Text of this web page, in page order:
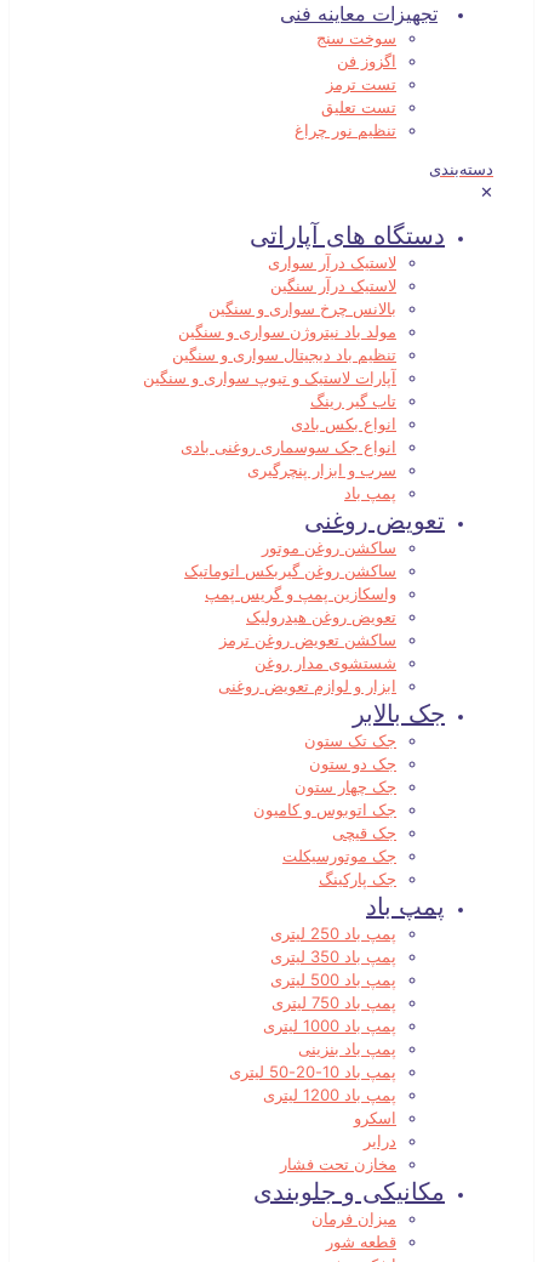
تجهیزات معاینه فنی
سوخت سنج
اگزوز فن
تست ترمز
تست تعلیق
تنظیم نور چراغ
دسته‌بندی
✕
دستگاه های آپاراتی
لاستیک درآر سواری
لاستیک درآر سنگین
بالانس چرخ سواری و سنگین
مولد باد نیتروژن سواری و سنگین
تنظیم باد دیجیتال سواری و سنگین
آپارات لاستیک و تیوپ سواری و سنگین
تاب گیر رینگ
انواع بکس بادی
انواع جک سوسماری روغنی بادی
سرب و ابزار پنچرگیری
پمپ باد
تعویض روغنی
ساکشن روغن موتور
ساکشن روغن گیربکس اتوماتیک
واسکازین پمپ و گریس پمپ
تعویض روغن هیدرولیک
ساکشن تعویض روغن ترمز
شستشوی مدار روغن
ابزار و لوازم تعویض روغنی
جک بالابر
جک تک ستون
جک دو ستون
جک چهار ستون
جک اتوبوس و کامیون
جک قیچی
جک موتورسیکلت
جک پارکینگ
پمپ باد
پمپ باد 250 لیتری
پمپ باد 350 لیتری
پمپ باد 500 لیتری
پمپ باد 750 لیتری
پمپ باد 1000 لیتری
پمپ باد بنزینی
پمپ باد 10-20-50 لیتری
پمپ باد 1200 لیتری
اسکرو
درایر
مخازن تحت فشار
مکانیکی و جلوبندی
میزان فرمان
قطعه شور